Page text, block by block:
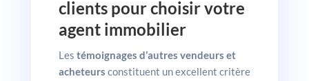
clients pour choisir votre
agent immobilier
Les témoignages d’autres vendeurs et
acheteurs constituent un excellent critère